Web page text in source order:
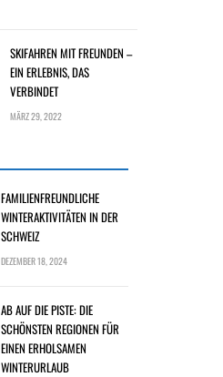
SKIFAHREN MIT FREUNDEN –
EIN ERLEBNIS, DAS
VERBINDET
MÄRZ 29, 2022
FAMILIENFREUNDLICHE
WINTERAKTIVITÄTEN IN DER
SCHWEIZ
DEZEMBER 18, 2024
AB AUF DIE PISTE: DIE
SCHÖNSTEN REGIONEN FÜR
EINEN ERHOLSAMEN
WINTERURLAUB